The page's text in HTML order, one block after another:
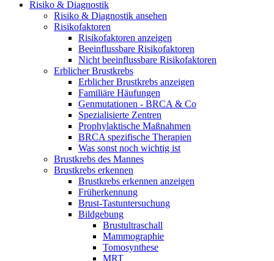
Risiko & Diagnostik
Risiko & Diagnostik ansehen
Risikofaktoren
Risikofaktoren anzeigen
Beeinflussbare Risikofaktoren
Nicht beeinflussbare Risikofaktoren
Erblicher Brustkrebs
Erblicher Brustkrebs anzeigen
Familiäre Häufungen
Genmutationen - BRCA & Co
Spezialisierte Zentren
Prophylaktische Maßnahmen
BRCA spezifische Therapien
Was sonst noch wichtig ist
Brustkrebs des Mannes
Brustkrebs erkennen
Brustkrebs erkennen anzeigen
Früherkennung
Brust-Tastuntersuchung
Bildgebung
Brustultraschall
Mammographie
Tomosynthese
MRT